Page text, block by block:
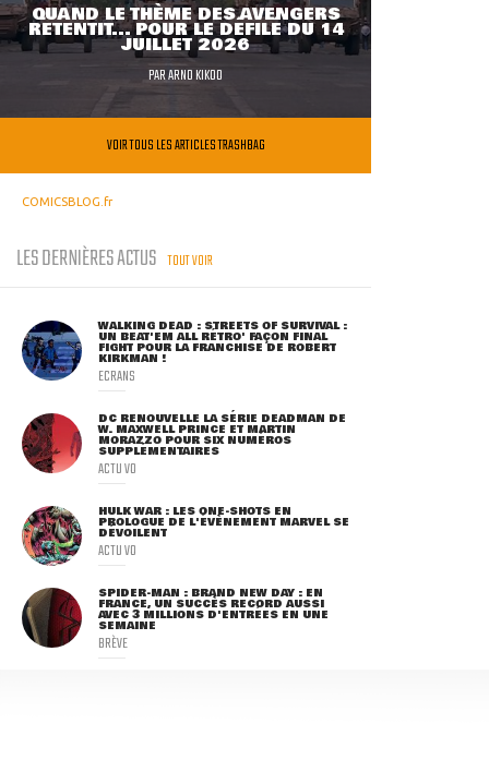
QUAND LE THÈME DES AVENGERS
RETENTIT... POUR LE DÉFILÉ DU 14
JUILLET 2026
PARARNO KIKOO
VOIR TOUS LES ARTICLES TRASHBAG
COMICSBLOG.fr
LES DERNIÈRES ACTUS TOUT VOIR
WALKING DEAD : STREETS OF SURVIVAL :
UN BEAT'EM ALL RÉTRO' FAÇON FINAL
FIGHT POUR LA FRANCHISE DE ROBERT
KIRKMAN !
ECRANS
DC RENOUVELLE LA SÉRIE DEADMAN DE
W. MAXWELL PRINCE ET MARTIN
MORAZZO POUR SIX NUMÉROS
SUPPLÉMENTAIRES
ACTU VO
HULK WAR : LES ONE-SHOTS EN
PROLOGUE DE L'ÉVÈNEMENT MARVEL SE
DÉVOILENT
ACTU VO
SPIDER-MAN : BRAND NEW DAY : EN
FRANCE, UN SUCCÈS RECORD AUSSI
AVEC 3 MILLIONS D'ENTRÉES EN UNE
SEMAINE
BRÈVE